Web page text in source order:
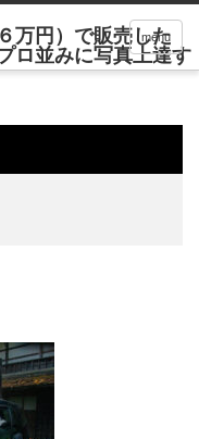
menu